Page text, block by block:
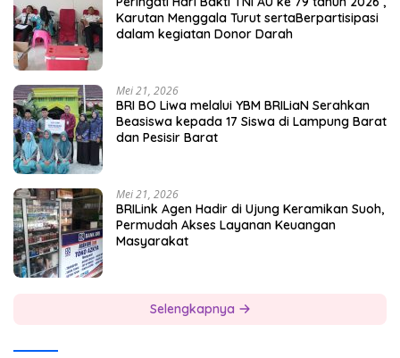
Karutan Menggala Turut sertaBerpartisipasi
dalam kegiatan Donor Darah
Mei 21, 2026
BRI BO Liwa melalui YBM BRILiaN Serahkan
Beasiswa kepada 17 Siswa di Lampung Barat
dan Pesisir Barat
Mei 21, 2026
BRILink Agen Hadir di Ujung Keramikan Suoh,
Permudah Akses Layanan Keuangan
Masyarakat
Selengkapnya